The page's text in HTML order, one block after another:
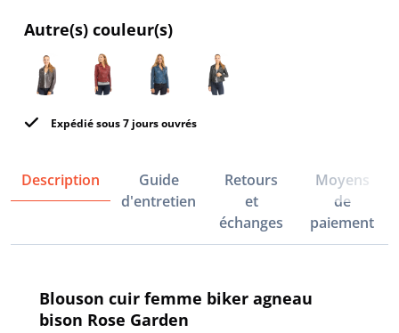
Autre(s) couleur(s)
Expédié sous 7 jours ouvrés
Description
Guide
d'entretien
Retours
et
échanges
Moyens
de
paiement
Blouson cuir femme biker agneau
bison Rose Garden